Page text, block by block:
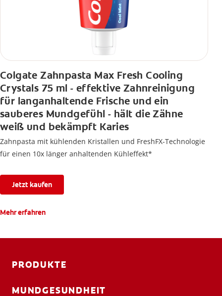
Colgate Zahnpasta Max Fresh Cooling
Crystals 75 ml - effektive Zahnreinigung
für langanhaltende Frische und ein
sauberes Mundgefühl - hält die Zähne
weiß und bekämpft Karies
Zahnpasta mit kühlenden Kristallen und FreshFX-Technologie
für einen 10x länger anhaltenden Kühleffekt*
Jetzt kaufen
Mehr erfahren
PRODUKTE
MUNDGESUNDHEIT